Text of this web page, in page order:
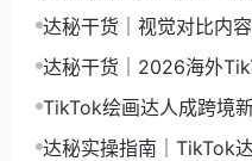
有限资源集中引爆
达秘干货｜视觉对比内
r”如何低成本制造爆款
达秘干货｜2026海外
内卷，靠精细化稳定爆单
TikTok绘画达人成跨境
高转化变现
达秘实操指南｜TikTok